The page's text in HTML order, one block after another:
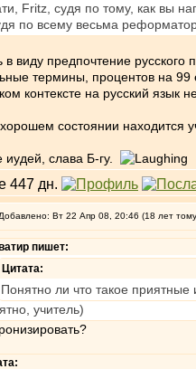
Fritz, судя по тому, как вы
по всему весьма
в виду предпочтение
термины, процентов на 99
контексте на русский язык
состоянии находится
иудей, слава Б-гу.
Добавлено: Вт 22 Апр 08, 20:46 (18 лет
пишет:
Цитата:
Понятно ли что такое
учитель)